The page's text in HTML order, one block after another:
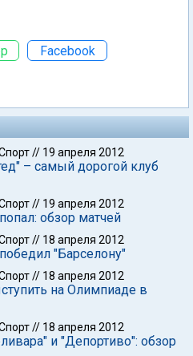
Facebook
// 19 апреля 2012
– самый дорогой клуб
// 19 апреля 2012
обзор матчей
// 18 апреля 2012
"Барселону"
// 18 апреля 2012
на Олимпиаде в
// 18 апреля 2012
и "Депортиво": обзор